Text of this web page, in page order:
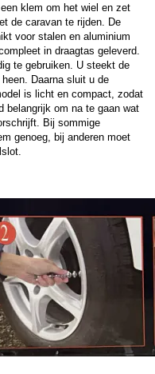
klem om het wiel en zet
de caravan te rijden. De
voor stalen en aluminium
in draagtas geleverd.
te gebruiken. U steekt de
Daarna sluit u de
is licht en compact, zodat
belangrijk om na te gaan wat
Bij sommige
genoeg, bij anderen moet